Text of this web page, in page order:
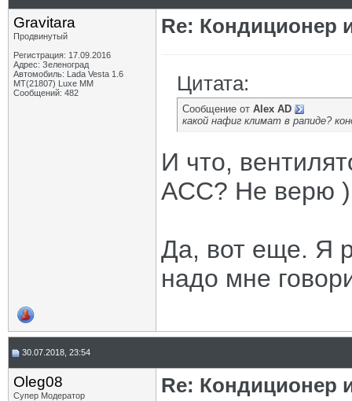
Gravitara
Продвинутый
Регистрация: 17.09.2016
Адрес: Зеленоград
Автомобиль: Lada Vesta 1.6
MT(21807) Luxe MM
Сообщений: 482
Re: Кондиционер
Цитата:
Сообщение от Alex AD
какой нафиг климат в рапиде?
И что,
ACC? Не верю )
Да, вот еще. Я
надо мне
30.07.2018, 23:54
Oleg08
Супер Модератор Re: Кондиционер